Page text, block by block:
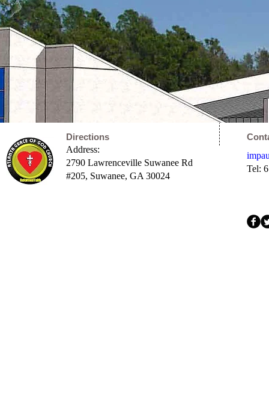
Address:
2790 Lawrenceville Suwanee Rd
#205, Suwanee, GA 30024
Tel:
Directions